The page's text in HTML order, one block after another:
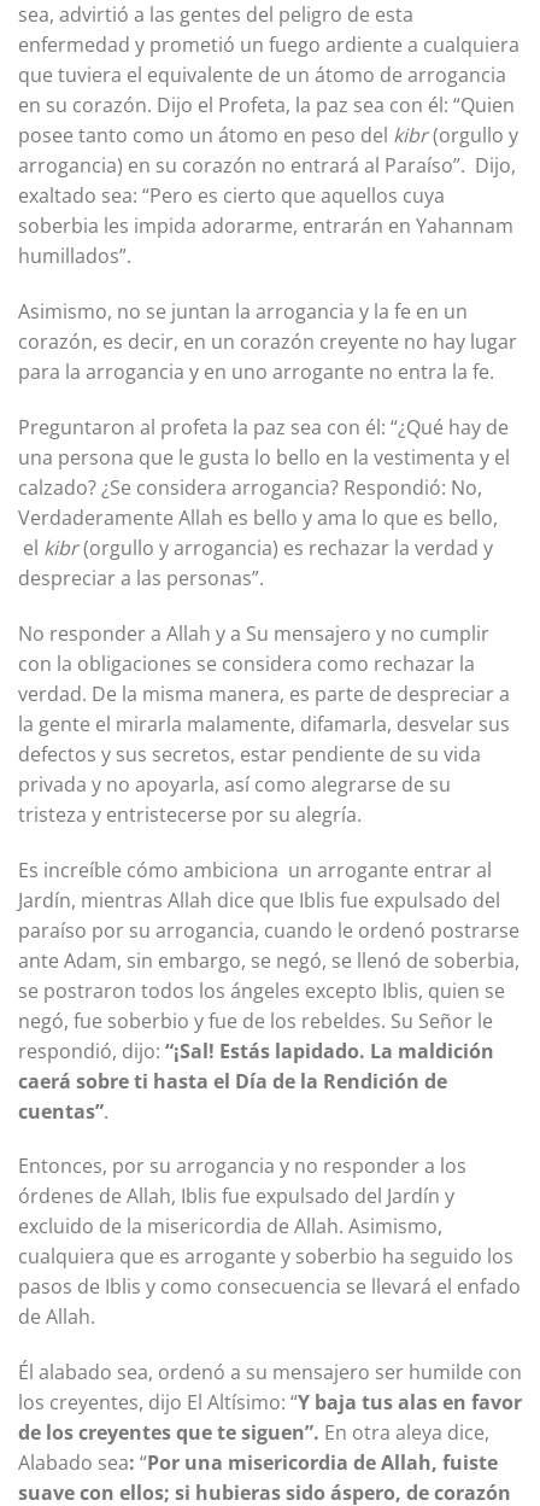
sea, advirtió a las gentes del peligro de esta
enfermedad y prometió un fuego ardiente a cualquiera
que tuviera el equivalente de un átomo de arrogancia
en su corazón. Dijo el Profeta, la paz sea con él: “Quien
posee tanto como un átomo en peso del kibr(orgullo y
arrogancia) en su corazón no entrará al Paraíso”. Dijo,
exaltado sea: “Pero es cierto que aquellos cuya
soberbia les impida adorarme, entrarán en Yahannam
humillados”.
Asimismo, no se juntan la arrogancia y la fe en un
corazón, es decir, en un corazón creyente no hay lugar
para la arrogancia y en uno arrogante no entra la fe.
Preguntaron al profeta la paz sea con él: “¿Qué hay de
una persona que le gusta lo bello en la vestimenta y el
calzado? ¿Se considera arrogancia? Respondió: No,
Verdaderamente Allah es bello y ama lo que es bello,
el kibr(orgullo y arrogancia) es rechazar la verdad y
despreciar a las personas”.
No responder a Allah y a Su mensajero y no cumplir
con la obligaciones se considera como rechazar la
verdad. De la misma manera, es parte de despreciar a
la gente el mirarla malamente, difamarla, desvelar sus
defectos y sus secretos, estar pendiente de su vida
privada y no apoyarla, así como alegrarse de su
tristeza y entristecerse por su alegría.
Es increíble cómo ambiciona un arrogante entrar al
Jardín, mientras Allah dice que Iblis fue expulsado del
paraíso por su arrogancia, cuando le ordenó postrarse
ante Adam, sin embargo, se negó, se llenó de soberbia,
se postraron todos los ángeles excepto Iblis, quien se
negó, fue soberbio y fue de los rebeldes. Su Señor le
respondió, dijo: “¡Sal! Estás lapidado. La maldición
caerá sobre ti hasta el Día de la Rendición de
cuentas”.
Entonces, por su arrogancia y no responder a los
órdenes de Allah, Iblis fue expulsado del Jardín y
excluido de la misericordia de Allah. Asimismo,
cualquiera que es arrogante y soberbio ha seguido los
pasos de Iblis y como consecuencia se llevará el enfado
de Allah.
Él alabado sea, ordenó a su mensajero ser humilde con
los creyentes, dijo El Altísimo: “Y baja tus alas en favor
de los creyentes que te siguen”. En otra aleya dice,
Alabado sea: “Por una misericordia de Allah, fuiste
suave con ellos; si hubieras sido áspero, de corazón